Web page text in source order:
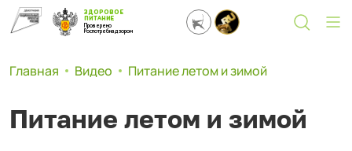
ЗДОРОВОЕ
ПИТАНИЕ
Проверено
Роспотребнадзором
Главная Видео Питание летом и зимой
Питание летом и зимой